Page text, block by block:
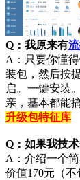
Q：我原来有
A：只要你懂
装包，然后按
启。一键安装
亲，基本都能搞
升级包特征库
Q：如果我技
A：介绍一个
价值170元（